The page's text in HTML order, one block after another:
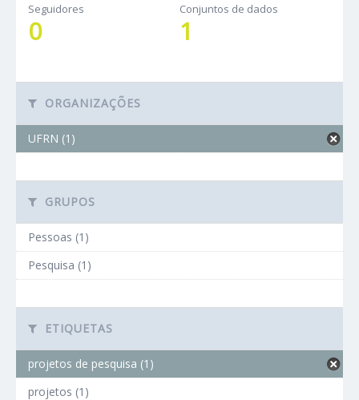
Seguidores
0
Conjuntos de dados
1
ORGANIZAÇÕES
UFRN (1)
GRUPOS
Pessoas (1)
Pesquisa (1)
ETIQUETAS
projetos de pesquisa (1)
projetos (1)